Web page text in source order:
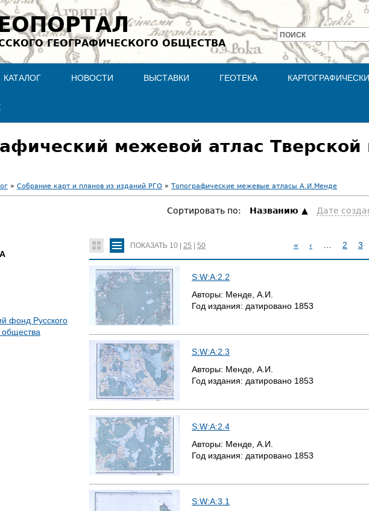
Jump to navigation
ГЕОГРАФИЧЕСКОГО ОБЩЕСТВА
Форма
поиска
ПОИСК
КАТАЛОГ НОВОСТИ ВЫСТАВКИ ГЕОТЕКА
межевой атлас Тверской
» Собрание карт и планов из изданий РГО » Топографические межевые атласы А.И.Менде
фонд Русского
общества
Сортировать по: Hазванию Дате
ПОКАЗАТЬ 10 25 50
С
Р
А
И
« ‹ 2 3
S:W:A:2.2
Авторы: Менде, А.И.
Год издания: датировано 1853
S:W:A:2.3
Авторы: Менде, А.И.
Год издания: датировано 1853
S:W:A:2.4
Авторы: Менде, А.И.
Год издания: датировано 1853
S:W:A:3.1